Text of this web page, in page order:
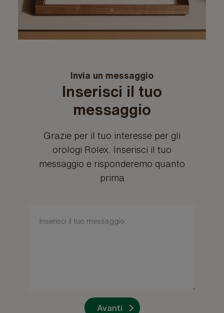
Invia un messaggio
Inserisci il tuo
messaggio
Grazie per il tuo interesse per gli
orologi Rolex. Inserisci il tuo
messaggio e risponderemo quanto
prima
Avanti